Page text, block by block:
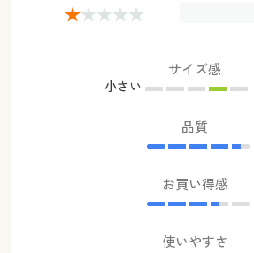
サイズ感
小さい
品質
お買い得感
使いやすさ